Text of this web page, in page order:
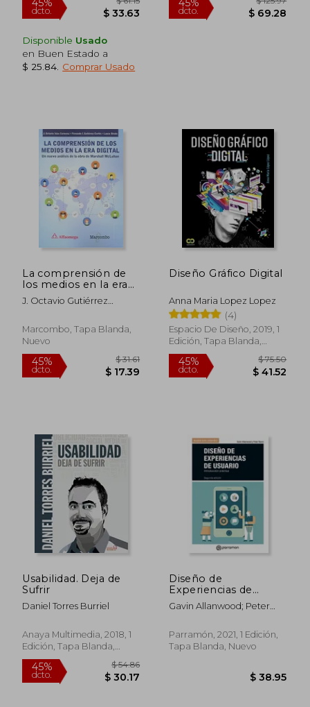
Disponible Usado
en Buen Estado a
$ 25.84 Comprar Usado
La comprensión de
los medios en la era
digital
J. Octavio Gutiérrez
Islas
Marcombo, Tapa Blanda,
Nuevo
45%
dcto.
Diseño Gráfico Digital
Anna Maria Lopez Lopez
(4)
Espacio De Diseño, 2019, 1
Edición, Tapa Blanda,
Nuevo
45%
dcto.
Usabilidad. Deja de
Sufrir
Daniel Torres Burriel
Anaya Multimedia, 2018, 1
Edición, Tapa Blanda,
Nuevo
Diseño de
Experiencias de
Usuario, 2ª Edición
(Diseño Multimedia)
Gavin Allanwood; Peter
Parramón, 2021, 1 Edición,
Tapa Blanda, Nuevo